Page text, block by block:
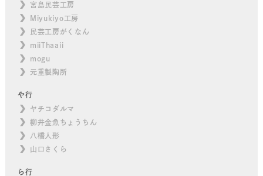
宮島民芸工房
Miyukiyo工房
民芸工房がくなん
miiThaaii
mogu
元重製陶所
や行
ヤチコダルマ
柳井金魚ちょうちん
八橋人形
山口さくら
ら行